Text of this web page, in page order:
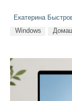
Екатерина
Windows